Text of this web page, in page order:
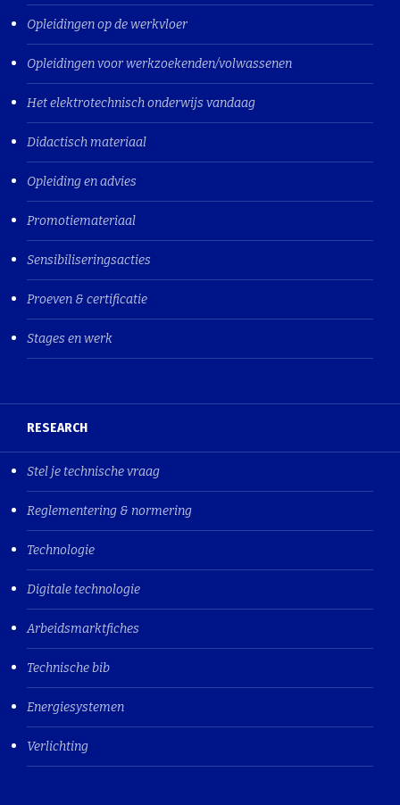
Opleidingen op de werkvloer
Opleidingen voor werkzoekenden/volwassenen
Het elektrotechnisch onderwijs vandaag
Didactisch materiaal
Opleiding en advies
Promotiemateriaal
Sensibiliseringsacties
Proeven & certificatie
Stages en werk
RESEARCH
Stel je technische vraag
Reglementering & normering
Technologie
Digitale technologie
Arbeidsmarktfiches
Technische bib
Energiesystemen
Verlichting